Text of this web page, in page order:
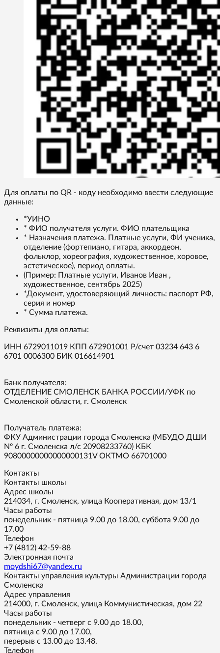
Для оплаты по QR - коду необходимо ввести следующие
данные:
*УИНО
* ФИО получателя услуги. ФИО плательщика
* Назначения платежа. Платные услуги, ФИ ученика,
отделение (фортепиано, гитара, аккордеон,
фольклор, хореография, художественное, хоровое,
эстетическое), период оплаты.
(Пример: Платные услуги, Иванов Иван ,
художественное, сентябрь 2025)
*Документ, удостоверяющий личность: паспорт РФ,
серия и номер
* Сумма платежа.
Реквизиты для оплаты:
ИНН 6729011019 КПП 672901001 Р/счет 03234 643 6
6701 0006300 БИК 016614901
Банк получателя:
ОТДЕЛЕНИЕ СМОЛЕНСК БАНКА РОССИИ/УФК по
Смоленской области, г. Смоленск
Получатель платежа:
ФКУ Администрации города Смоленска (МБУДО ДШИ
Nº 6 г. Смоленска л/с 20908233760) КБК
90800000000000000131V ОКТМО 66701000
Контакты
Контакты школы
Адрес школы
214034, г. Смоленск, улица Кооперативная, дом 13/1
Часы работы
понедельник - пятница 9.00 до 18.00, суббота 9.00 до
17.00
Телефон
+7 (4812) 42-59-88
Электронная почта
moydshi67@yandex.ru
Контакты управления культуры Администрации города
Смоленска
Адрес управления
214000, г. Смоленск, улица Коммунистическая, дом 22
Часы работы
понедельник - четверг с 9.00 до 18.00,
пятница с 9.00 до 17.00,
перерыв с 13.00 до 13.48.
Телефон